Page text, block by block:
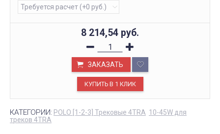
8 214,54 руб.
ЗАКАЗАТЬ
КАТЕГОРИИ: POLO [1-2-3] Трековые 4TRA 10-45W для
треков 4TRA